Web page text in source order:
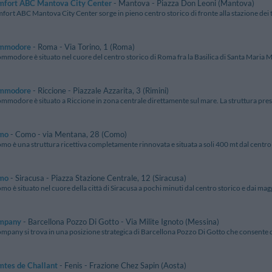
ABC Mantova City Center - Mantova - Piazza Don Leoni (Mantova)
ABC Mantova City Center sorge in pieno centro storico di fronte alla stazione dei
- Roma - Via Torino, 1 (Roma)
è situato nel cuore del centro storico di Roma fra la Basilica di Santa Maria
- Riccione - Piazzale Azzarita, 3 (Rimini)
è situato a Riccione in zona centrale direttamente sul mare. La struttura
- Como - via Mentana, 28 (Como)
è una struttura ricettiva completamente rinnovata e situata a soli 400 mt dal
- Siracusa - Piazza Stazione Centrale, 12 (Siracusa)
è situato nel cuore della città di Siracusa a pochi minuti dal centro storico e dai
- Barcellona Pozzo Di Gotto - Via Milite Ignoto (Messina)
si trova in una posizione strategica di Barcellona Pozzo Di Gotto che consente
de Challant - Fenis - Frazione Chez Sapin (Aosta)